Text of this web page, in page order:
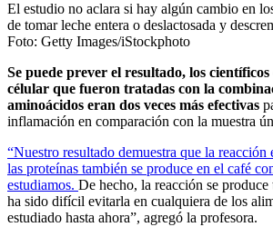
El estudio no aclara si hay algún cambio en
de tomar leche entera o deslactosada y
Foto: Getty Images/iStockphoto
Se puede prever el resultado, los
célular que fueron tratadas con la
aminoácidos eran dos veces más efectivas
inflamación en comparación con la muestra
“Nuestro resultado demuestra que la
las proteínas también se produce en el café
estudiamos. De hecho, la reacción se produce
ha sido difícil evitarla en cualquiera de los
estudiado hasta ahora”, agregó la profesora.